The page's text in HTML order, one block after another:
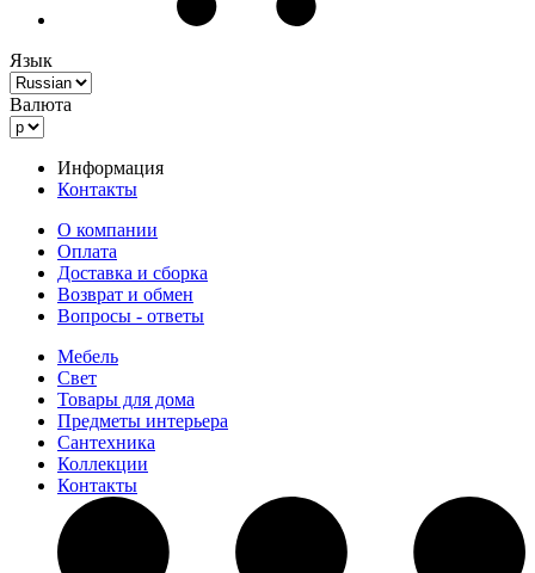
Язык
Валюта
Информация
Контакты
О компании
Оплата
Доставка и сборка
Возврат и обмен
Вопросы - ответы
Мебель
Свет
Товары для дома
Предметы интерьера
Сантехника
Коллекции
Контакты